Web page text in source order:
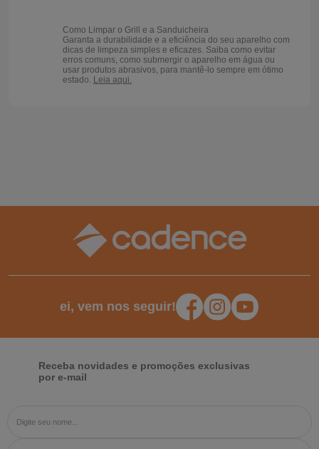
Como Limpar o Grill e a Sanduicheira
Garanta a durabilidade e a eficiência do seu aparelho com
dicas de limpeza simples e eficazes. Saiba como evitar
erros comuns, como submergir o aparelho em água ou
usar produtos abrasivos, para mantê-lo sempre em ótimo
estado. Leia aqui.
ei, vem nos seguir!
Receba novidades e promoções exclusivas
por e-mail